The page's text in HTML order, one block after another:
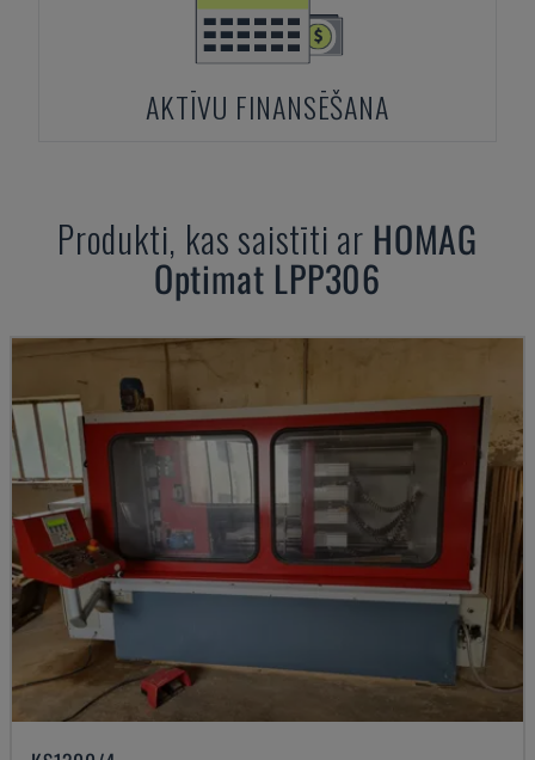
AKTĪVU FINANSĒŠANA
Produkti, kas saistīti ar HOMAG
Optimat LPP306